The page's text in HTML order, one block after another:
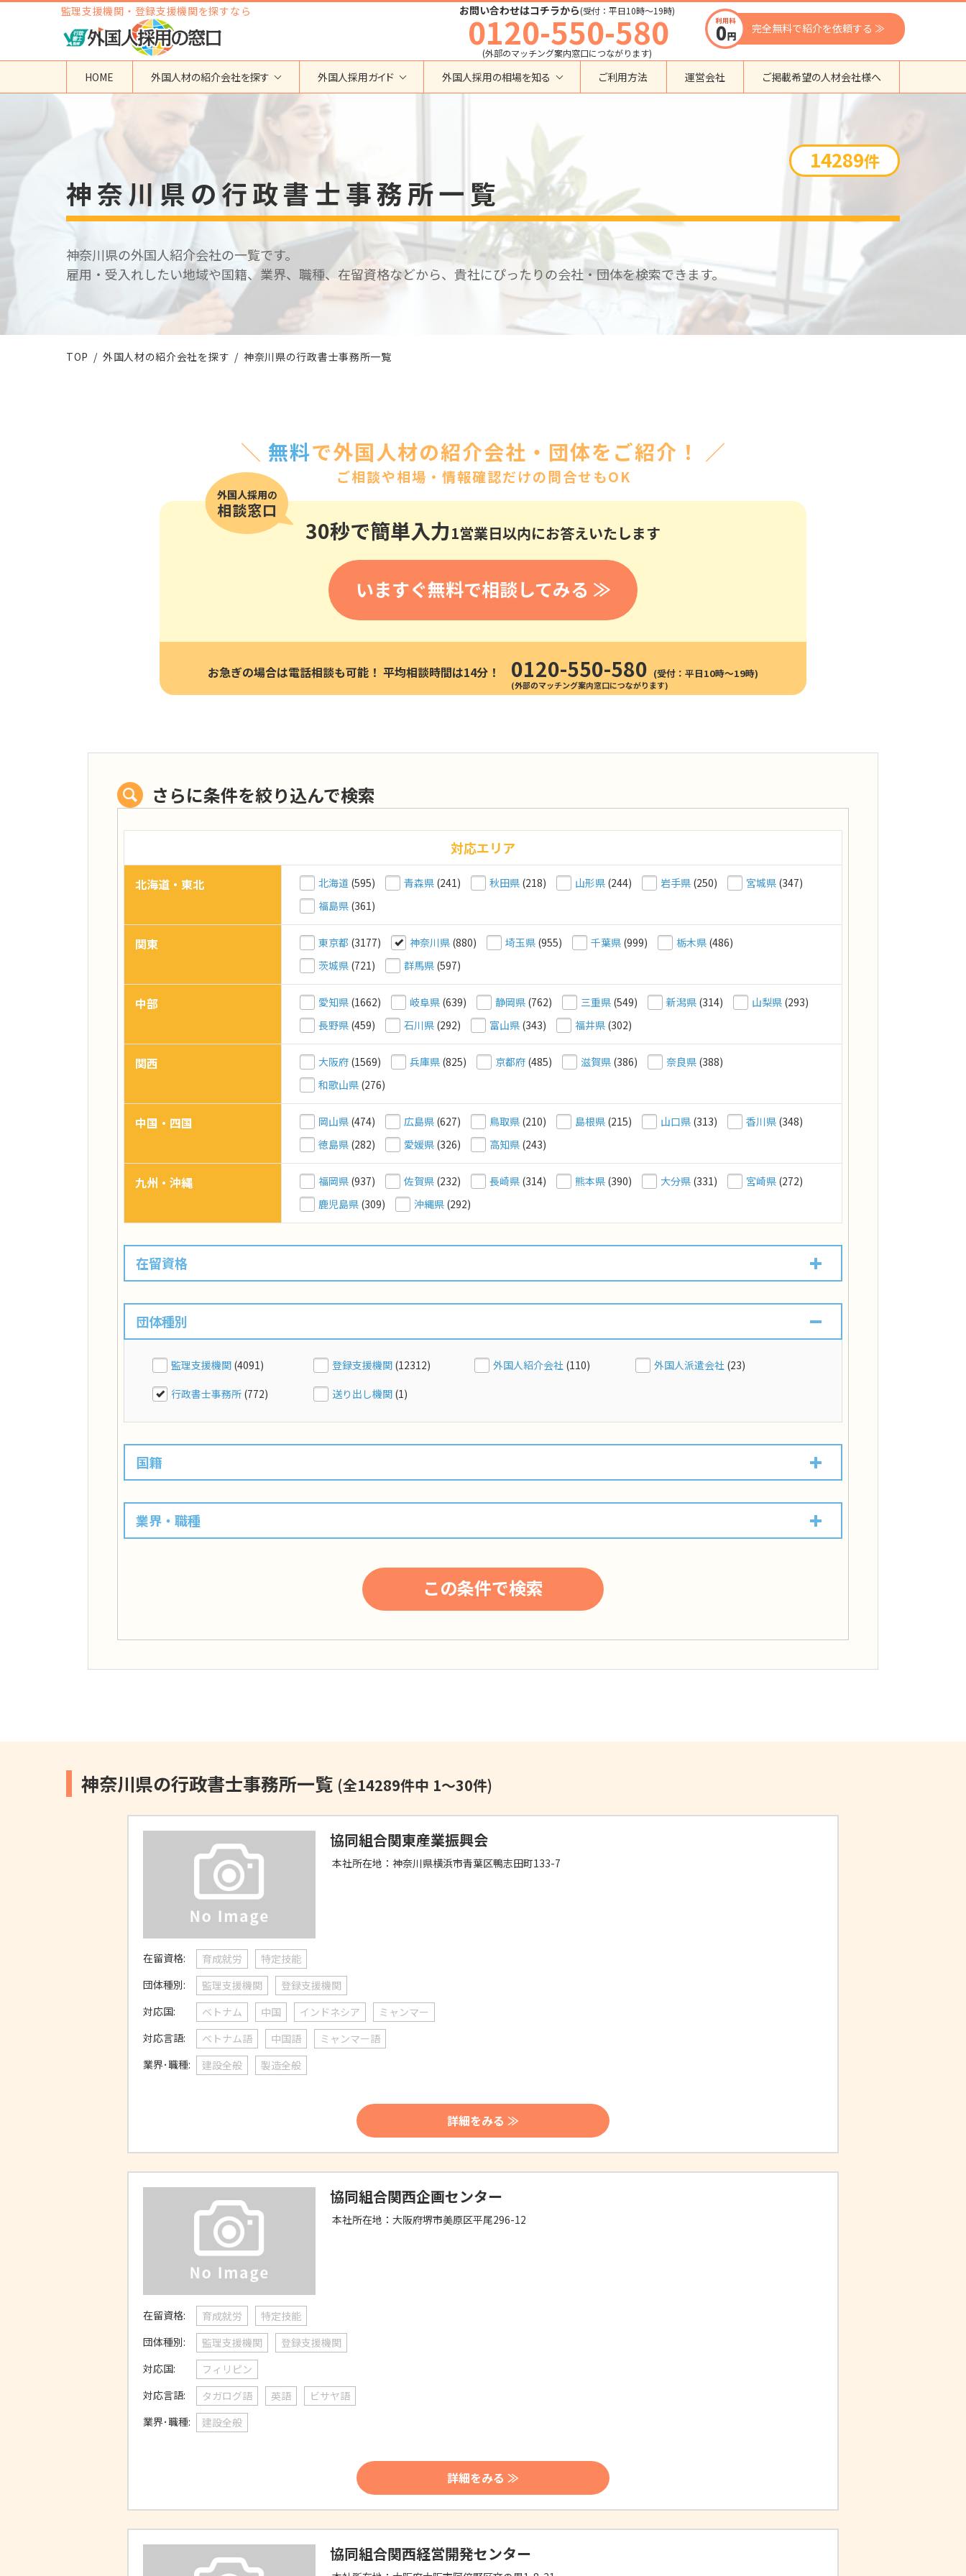
監理支援機関・登録支援機関を探すなら お問い合わせはコチラから(受付：平日10時〜19時)
0120-550-580
(外部のマッチング案内窓口につながります)
完全無料で紹介を依頼する ≫
HOME 外国人材の紹介会社を探す
地域から検索する
東京都
神奈川県
埼玉県
大阪府
福岡県
その他の地域
国籍から検索する
フィリピン
インドネシア
ミャンマー
インド
タイ
ネパール
中国
その他の国籍
技術･人文知識･国際業務
永住者･定住者･配偶者
高度専門職
留学
インターンシップ
技能
建設全般
製造全般
介護
清掃・ビルクリーニング
運送・ドライバー
自動車整備
宿泊
漁業
通訳・翻訳
IT
営業
講師・教師
販売・接客
行政書士事務所
外国人採用ガイド
特定技能
育成就労
外国人採用
業界別採用
在留資格・ビザ
助成金
採用市場
調査・プレスリリース
その他
外国人採用の相場を知る
特定技能外国人の受け入れ相場
技人国・高度人材の受け入れ相場
ご利用方法 運営会社 ご掲載希望の人材会社様へ
14289件
神奈川県の行政書士事務所一覧
神奈川県の外国人紹介会社の一覧です。
雇用・受入れしたい地域や国籍、業界、職種、在留資格などから、貴社にぴったりの会社・団体を検索できます。
TOP 外国人材の紹介会社を探す 神奈川県の行政書士事務所一覧
＼ 無料で外国人材の紹介会社・団体をご紹介！ ／
ご相談や相場・情報確認だけの問合せもOK
30秒で簡単入力1営業日以内にお答えいたします
いますぐ無料で相談してみる ≫
お急ぎの場合は電話相談も可能！平均相談時間は14分！ 0120-550-580 (受付：平日10時〜19時)
さらに条件を絞り込んで検索
対応エリア
北海道・東北 北海道 (595) 青森県 (241) 秋田県 (218) 山形県 (244) 岩手県 (250) 宮城県 (347)
福島県 (361)
関東 東京都 (3177) 神奈川県 (880) 埼玉県 (955) 千葉県 (999) 栃木県 (486)
茨城県 (721) 群馬県 (597)
中部 愛知県 (1662) 岐阜県 (639) 静岡県 (762) 三重県 (549) 新潟県 (314) 山梨県 (293)
長野県 (459) 石川県 (292) 富山県 (343) 福井県 (302)
関西 大阪府 (1569) 兵庫県 (825) 京都府 (485) 滋賀県 (386) 奈良県 (388)
和歌山県 (276)
中国・四国 岡山県 (474) 広島県 (627) 鳥取県 (210) 島根県 (215) 山口県 (313) 香川県 (348)
徳島県 (282) 愛媛県 (326) 高知県 (243)
九州・沖縄 福岡県 (937) 佐賀県 (232) 長崎県 (314) 熊本県 (390) 大分県 (331) 宮崎県 (272)
鹿児島県 (309) 沖縄県 (292)
在留資格
団体種別
監理支援機関 (4091) 登録支援機関 (12312) 外国人紹介会社 (110) 外国人派遣会社 (23)
行政書士事務所 (772) 送り出し機関 (1)
国籍
業界・職種
この条件で検索
神奈川県の行政書士事務所一覧 (全14289件中 1～30件)
協同組合関東産業振興会
本社所在地： 神奈川県横浜市青葉区鴨志田町133-7
在留資格: 育成就労
特定技能
団体種別:
監理支援機関
登録支援機関
対応国:
ベトナム 中国 インドネシア
ミャンマー
対応言語:
ベトナム語 中国語
ミャンマー語
業界･職種:
建設全般 製造全般
詳細をみる ≫
協同組合関西企画センター
本社所在地： 大阪府堺市美原区平尾296-12
在留資格: 育成就労
特定技能
団体種別:
監理支援機関
登録支援機関
対応国:
フィリピン
対応言語:
タガログ語 英語
ビサヤ語
業界･職種:
建設全般
詳細をみる ≫
協同組合関西経営開発センター